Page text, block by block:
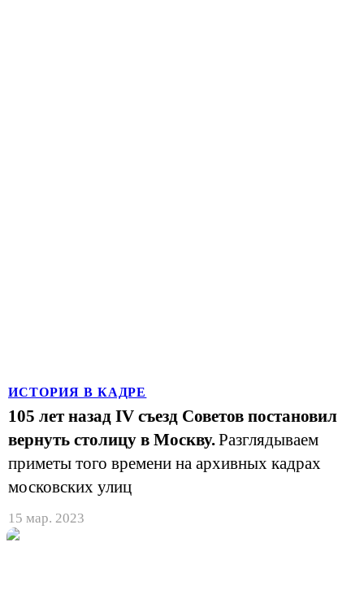
ИСТОРИЯ В КАДРЕ
105 лет назад IV съезд Советов постановил
вернуть столицу в Москву.Разглядываем
приметы того времени на архивных кадрах
московских улиц
15 мар. 2023